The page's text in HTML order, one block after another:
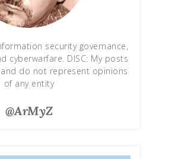
security governance,
cyberwarfare. DISC: My posts
and do not represent opinions
of any entity
@ArMyZ